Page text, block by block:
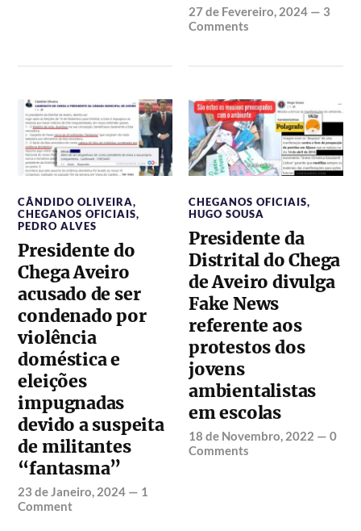
27 de Fevereiro, 2024 — 3
Comments
CÂNDIDO OLIVEIRA,
CHEGANOS OFICIAIS,
PEDRO ALVES
Presidente do
Chega Aveiro
acusado de ser
condenado por
violência
doméstica e
eleições
impugnadas
devido a suspeita
de militantes
“fantasma”
23 de Janeiro, 2024 — 1
Comment
CHEGANOS OFICIAIS,
HUGO SOUSA
Presidente da
Distrital do Chega
de Aveiro divulga
Fake News
referente aos
protestos dos
jovens
ambientalistas
em escolas
18 de Novembro, 2022 —0
Comments